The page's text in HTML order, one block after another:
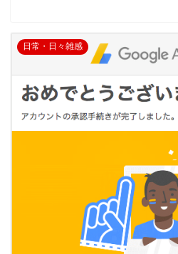
日常・日々雑感